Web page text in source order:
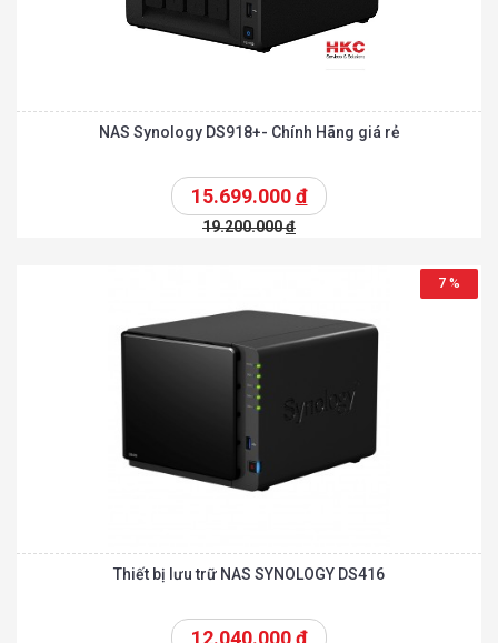
NAS Synology DS918+- Chính Hãng giá rẻ
15.699.000đ
19.200.000đ
7 %
Thiết bị lưu trữ NAS SYNOLOGY DS416
12.040.000đ